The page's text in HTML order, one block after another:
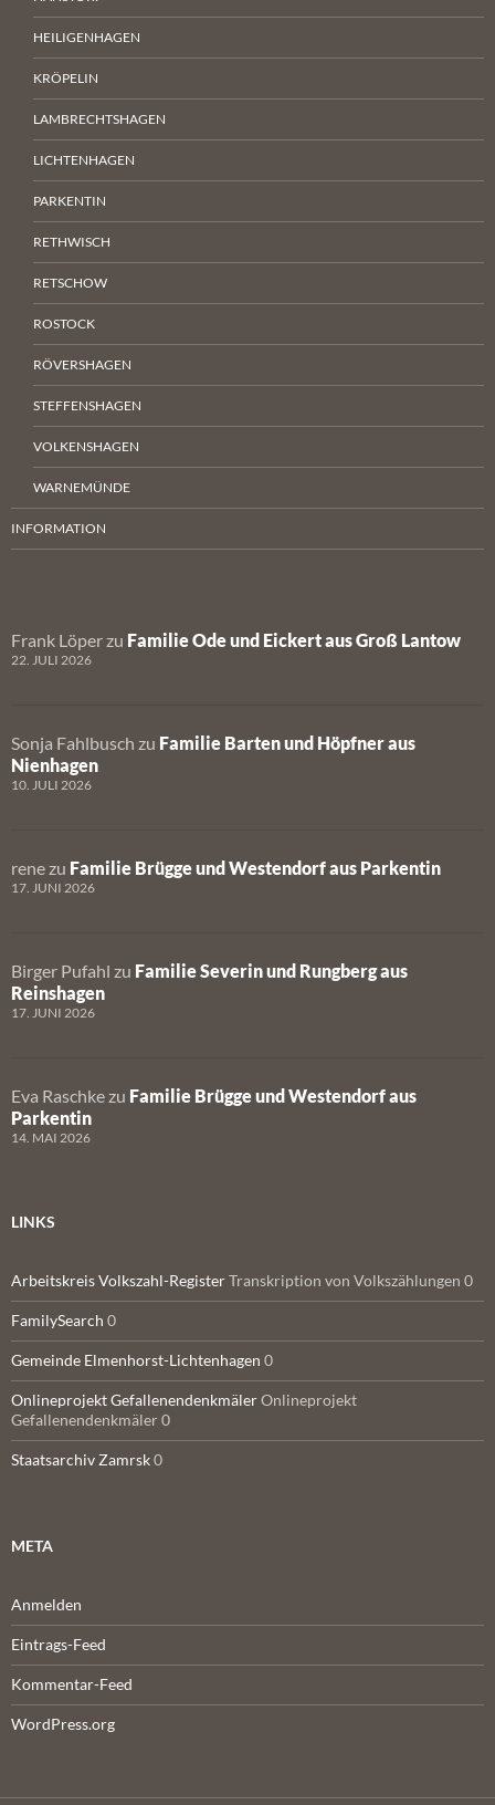
HEILIGENHAGEN
KRÖPELIN
LAMBRECHTSHAGEN
LICHTENHAGEN
PARKENTIN
RETHWISCH
RETSCHOW
ROSTOCK
RÖVERSHAGEN
STEFFENSHAGEN
VOLKENSHAGEN
WARNEMÜNDE
INFORMATION
Frank Löper zu Familie Ode und Eickert aus Groß Lantow
22. JULI 2026
Sonja Fahlbusch zu Familie Barten und Höpfner aus
Nienhagen
10. JULI 2026
rene zu Familie Brügge und Westendorf aus Parkentin
17. JUNI 2026
Birger Pufahl zu Familie Severin und Rungberg aus
Reinshagen
17. JUNI 2026
Eva Raschke zu Familie Brügge und Westendorf aus
Parkentin
14. MAI 2026
LINKS
Arbeitskreis Volkszahl-RegisterTranskription von Volkszählungen 0
FamilySearch 0
Gemeinde Elmenhorst-Lichtenhagen 0
Onlineprojekt GefallenendenkmälerOnlineprojekt
Gefallenendenkmäler 0
Staatsarchiv Zamrsk0
META
Anmelden
Eintrags-Feed
Kommentar-Feed
WordPress.org